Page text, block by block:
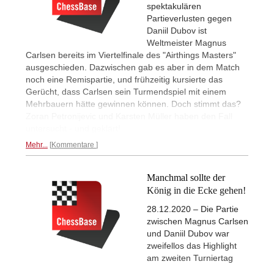
spektakulären
Partieverlusten gegen
Daniil Dubov ist
Weltmeister Magnus
Carlsen bereits im Viertelfinale des "Airthings Masters"
ausgeschieden. Dazwischen gab es aber in dem Match
noch eine Remispartie, und frühzeitig kursierte das
Gerücht, dass Carlsen sein Turmendspiel mit einem
Mehrbauern hätte gewinnen können. Doch stimmt das?
Mehr... Kommentare
Manchmal sollte der
König in die Ecke gehen!
28.12.2020 – Die Partie
zwischen Magnus Carlsen
und Daniil Dubov war
zweifellos das Highlight
am zweiten Turniertag